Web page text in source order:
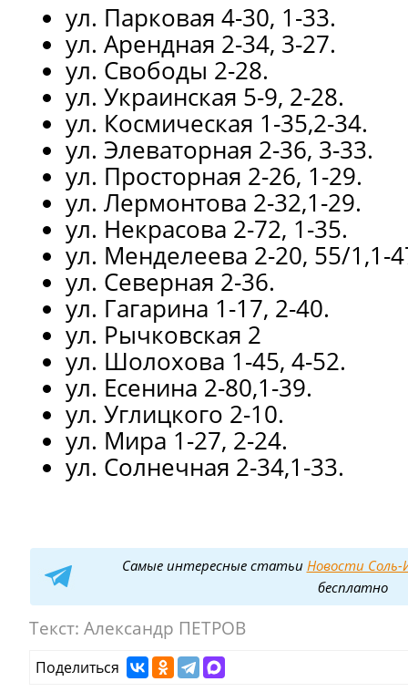
ул. Парковая 4-30, 1-33.
ул. Арендная 2-34, 3-27.
ул. Свободы 2-28.
ул. Украинская 5-9, 2-28.
ул. Космическая 1-35,2-34.
ул. Элеваторная 2-36, 3-33.
ул. Просторная 2-26, 1-29.
ул. Лермонтова 2-32,1-29.
ул. Некрасова 2-72, 1-35.
ул. Менделеева 2-20, 55/1,1-
ул. Северная 2-36.
ул. Гагарина 1-17, 2-40.
ул. Рычковская 2
ул. Шолохова 1-45, 4-52.
ул. Есенина 2-80,1-39.
ул. Углицкого 2-10.
ул. Мира 1-27, 2-24.
ул. Солнечная 2-34,1-33.
Самые интересные статьи Новости Соль-
бесплатно
Текст: Александр ПЕТРОВ
Поделиться